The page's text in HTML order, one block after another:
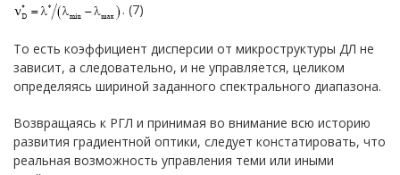
. (7)
То есть коэффициент дисперсии от микроструктуры ДЛ не
зависит, а следовательно, и не управляется, целиком
определяясь шириной заданного спектрального диапазона.
Возвращаясь к РГЛ и принимая во внимание всю историю
развития градиентной оптики, следует констатировать, что
реальная возможность управления теми или иными